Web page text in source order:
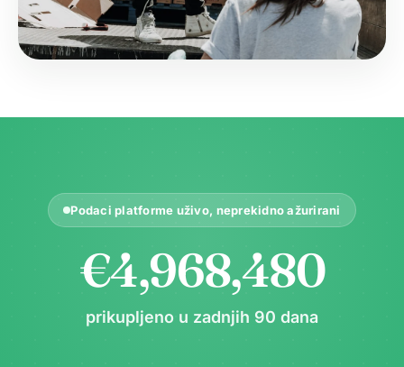
Podaci platforme uživo, neprekidno ažurirani
€4,968,480
prikupljeno u zadnjih 90 dana